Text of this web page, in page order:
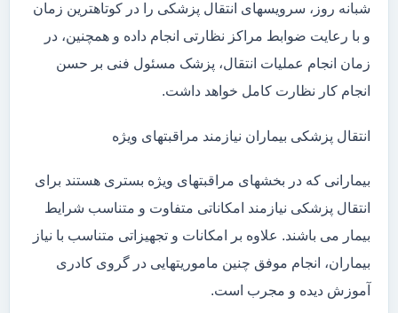
شبانه روز، سرویسهای انتقال پزشکی را در کوتاهترین زمان
و با رعایت ضوابط مراکز نظارتی انجام داده و همچنین، در
زمان انجام عملیات انتقال، پزشک مسئول فنی بر حسن
انجام کار نظارت کامل خواهد داشت.
انتقال پزشکی بیماران نیازمند مراقبتهای ویژه
بیمارانی که در بخشهای مراقبتهای ویژه بستری هستند برای
انتقال پزشکی نیازمند امکاناتی متفاوت و متناسب شرایط
بیمار می باشند. علاوه بر امکانات و تجهیزاتی متناسب با نیاز
بیماران، انجام موفق چنین ماموریتهایی در گروی کادری
آموزش دیده و مجرب است.